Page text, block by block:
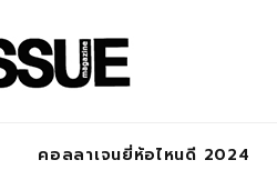
คอลลาเจนยี่ห้อไหนดี 2024